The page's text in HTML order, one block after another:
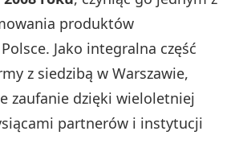
produktów
Jako integralna część
z siedzibą w Warszawie,
zaufanie dzięki wieloletniej
partnerów i instytucji